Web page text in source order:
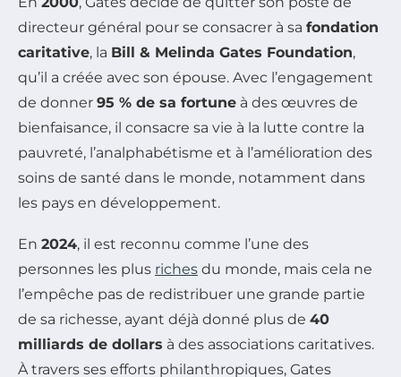
directeur général pour se consacrer à sa fondation
caritative, la Bill & Melinda Gates Foundation,
qu’il a créée avec son épouse. Avec l’engagement
de donner 95 % de sa fortune à des œuvres de
bienfaisance, il consacre sa vie à la lutte contre la
pauvreté, l’analphabétisme et à l’amélioration des
soins de santé dans le monde, notamment dans
les pays en développement.
En 2024, il est reconnu comme l’une des
personnes les plus riches du monde, mais cela ne
l’empêche pas de redistribuer une grande partie
de sa richesse, ayant déjà donné plus de 40
milliards de dollars à des associations caritatives.
À travers ses efforts philanthropiques, Gates